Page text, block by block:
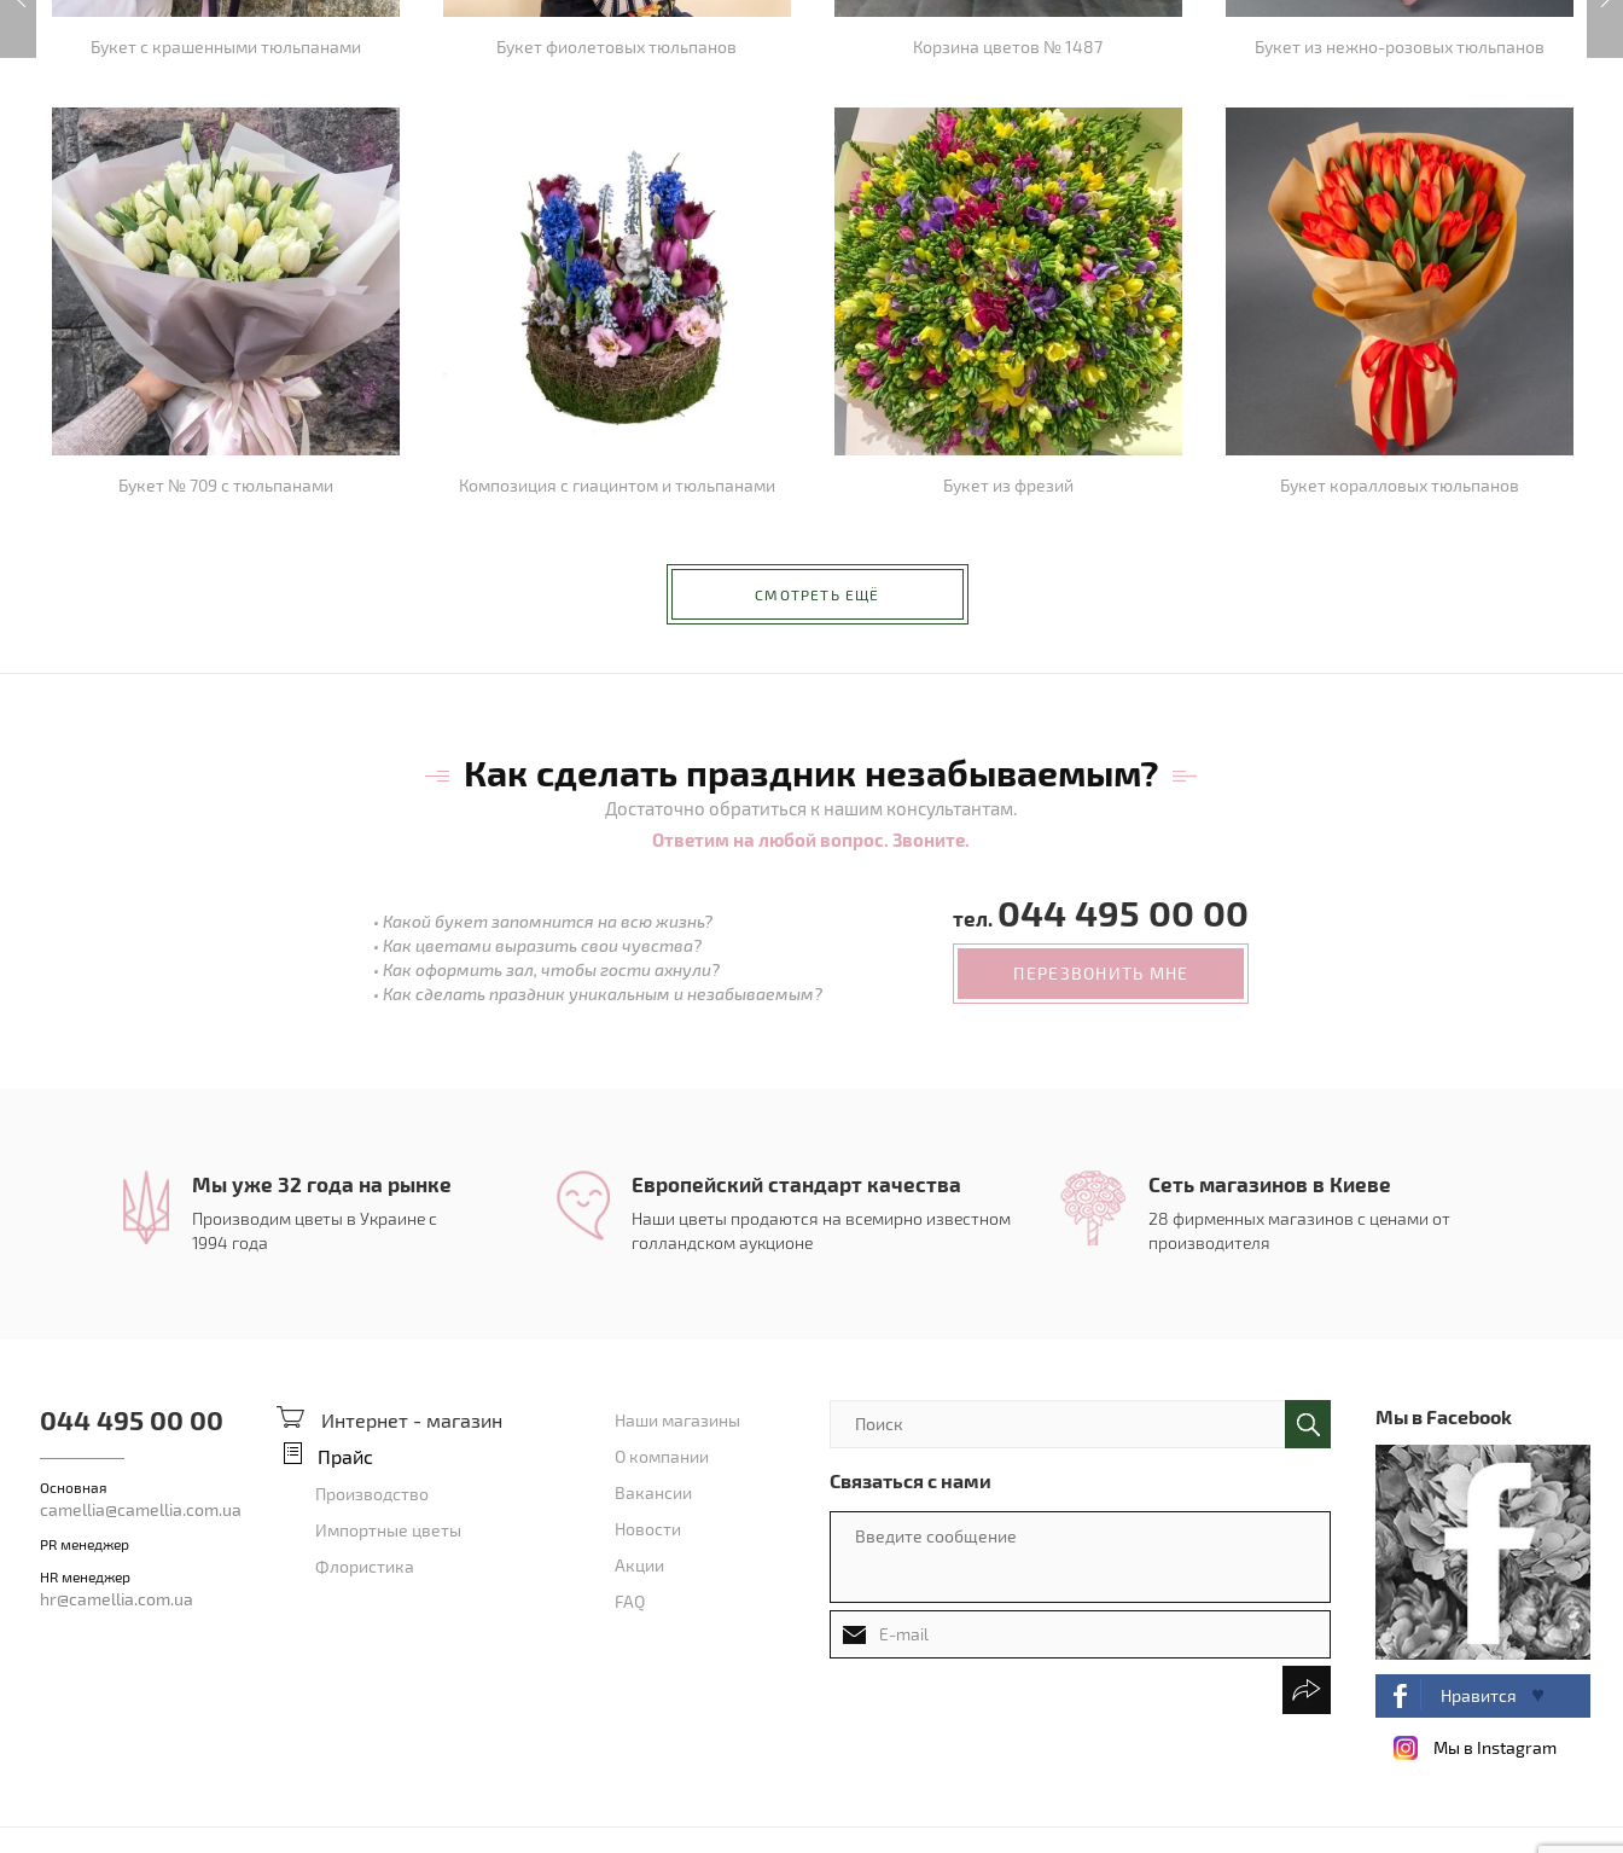
Букет с крашенными тюльпанами Букет фиолетовых тюльпанов Корзина цветов № 1487 Букет из нежно-розовых тюльпанов
Букет № 709 с тюльпанами Композиция с гиацинтом и тюльпанами Букет из фрезий Букет коралловых тюльпанов
СМОТРЕТЬ ЕЩЁ
Как сделать праздник незабываемым?
Достаточно обратиться к нашим консультантам.
Ответим на любой вопрос. Звоните.
Какой букет запомнится на всю жизнь?
Как цветами выразить свои чувства?
Как оформить зал, чтобы гости ахнули?
Как сделать праздник уникальным и незабываемым?
тел. 044 495 00 00
ПЕРЕЗВОНИТЬ МНЕ
Мы уже 32 года на рынке
Производим цветы в Украине с
1994 года
Европейский стандарт качества
Наши цветы продаются на всемирно известном
голландском аукционе
Сеть магазинов в Киеве
28 фирменных магазинов с ценами от
производителя
044 495 00 00
Основная
camellia@camellia.com.ua
PR менеджер
HR менеджер
hr@camellia.com.ua
Интернет - магазин
Прайс
Производство
Импортные цветы
Флористика
Наши магазины
О компании
Вакансии
Новости
Акции
FAQ
Связаться с нами
Мы в Facebook
Нравится
Мы в Instagram